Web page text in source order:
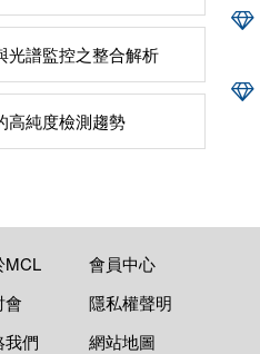
光譜監控之整合解析
高純度檢測趨勢
MCL
會員中心
會
隱私權聲明
我們
網站地圖